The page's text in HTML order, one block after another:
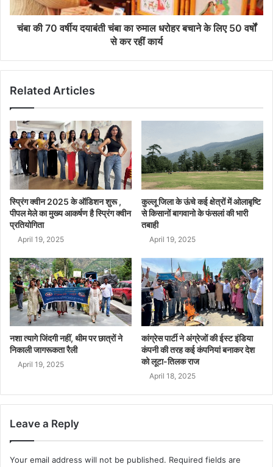
चंबा की 70 वर्षीय दयाबंती चंबा का रुमाल धरोहर बचाने के लिए 50 वर्षों
से कर रहीं कार्य
Related Articles
स्प्रिंग क्वीन 2025 के ऑडिशन शुरू ,
पीपल मेले का मुख्य आकर्षण है स्प्रिंग क्वीन
प्रतियोगिता
April 19, 2025
कुल्लू जिला के ऊंचे कई क्षेत्रों में ओलाबृष्टि
से किसानों बागवानो के फंसलां की भारी
तबाही
April 19, 2025
नशा त्यागे जिंदगी नहीं, थीम पर छात्रों ने
निकाली जागरूकता रैली
April 19, 2025
कांग्रेस पार्टी ने अंग्रेजों की ईस्ट इंडिया
कंपनी की तरह कई कंपनियां बनाकर देश
को लूटा-तिलक राज
April 18, 2025
Leave a Reply
Your email address will not be published. Required fields are